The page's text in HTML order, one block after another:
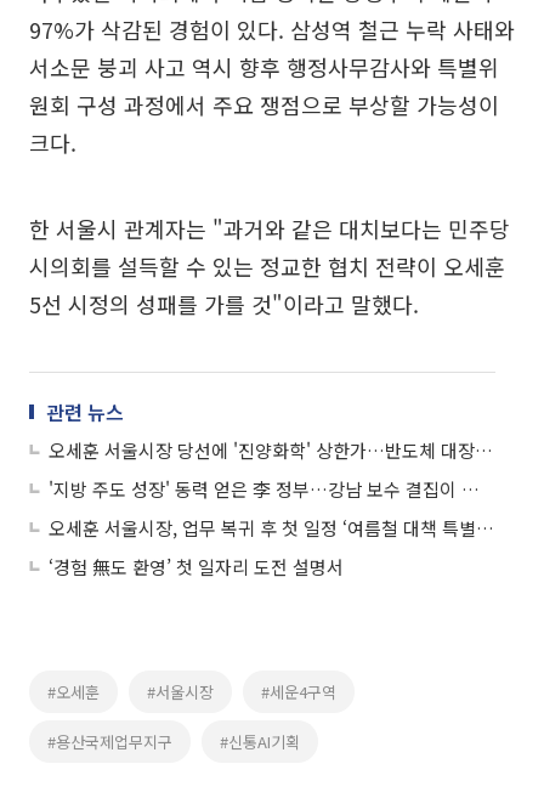
97%가 삭감된 경험이 있다. 삼성역 철근 누락 사태와
서소문 붕괴 사고 역시 향후 행정사무감사와 특별위
원회 구성 과정에서 주요 쟁점으로 부상할 가능성이
크다.
한 서울시 관계자는 "과거와 같은 대치보다는 민주당
시의회를 설득할 수 있는 정교한 협치 전략이 오세훈
5선 시정의 성패를 가를 것"이라고 말했다.
관련 뉴스
오세훈 서울시장 당선에 '진양화학' 상한가…반도체 대장주 주춤하자 '소부장' 급등
'지방 주도 성장' 동력 얻은 李 정부…강남 보수 결집이 서울시장 판세 갈랐다
오세훈 서울시장, 업무 복귀 후 첫 일정 ‘여름철 대책 특별 점검회의’ 주재
‘경험 無도 환영’ 첫 일자리 도전 설명서
#오세훈 #서울시장 #세운4구역
#용산국제업무지구 #신통AI기획